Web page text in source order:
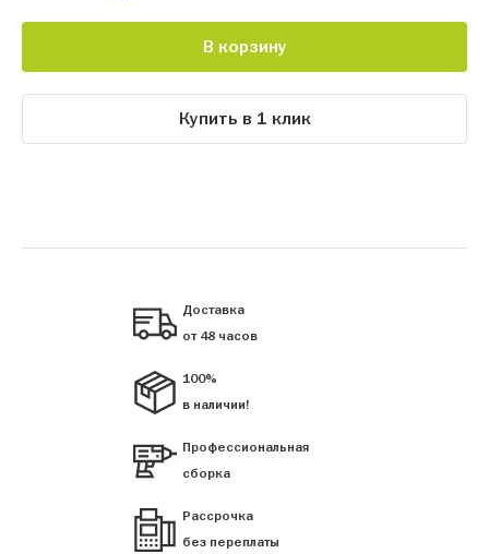
В корзину
Купить в 1 клик
Доставка
от 48 часов
100%
в наличии!
Профессиональная
сборка
Рассрочка
без переплаты